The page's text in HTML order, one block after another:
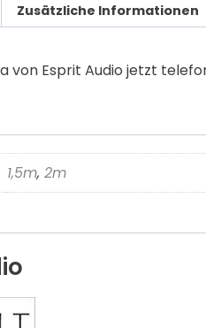
Zusätzliche Informationen
von Esprit Audio jetzt
1,5m, 2m